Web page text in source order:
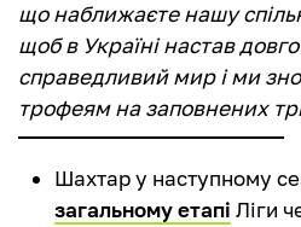
що наближаєте нашу
щоб в Україні настав
справедливий мир і ми
трофеям на заповнених
Шахтар у наступному
загальному етапі Ліги